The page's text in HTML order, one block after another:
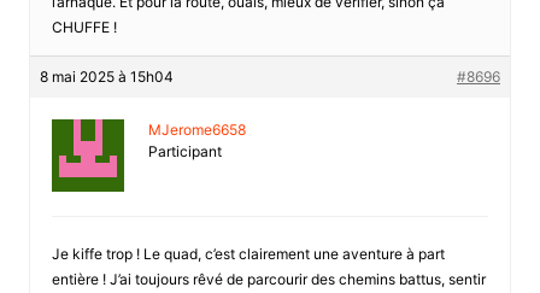
CHUFFE !
8 mai 2025 à 15h04 #8696
MJerome6658
Participant
Je kiffe trop ! Le quad, c’est clairement une aventure à part
entière ! J’ai toujours rêvé de parcourir des chemins battus, sentir